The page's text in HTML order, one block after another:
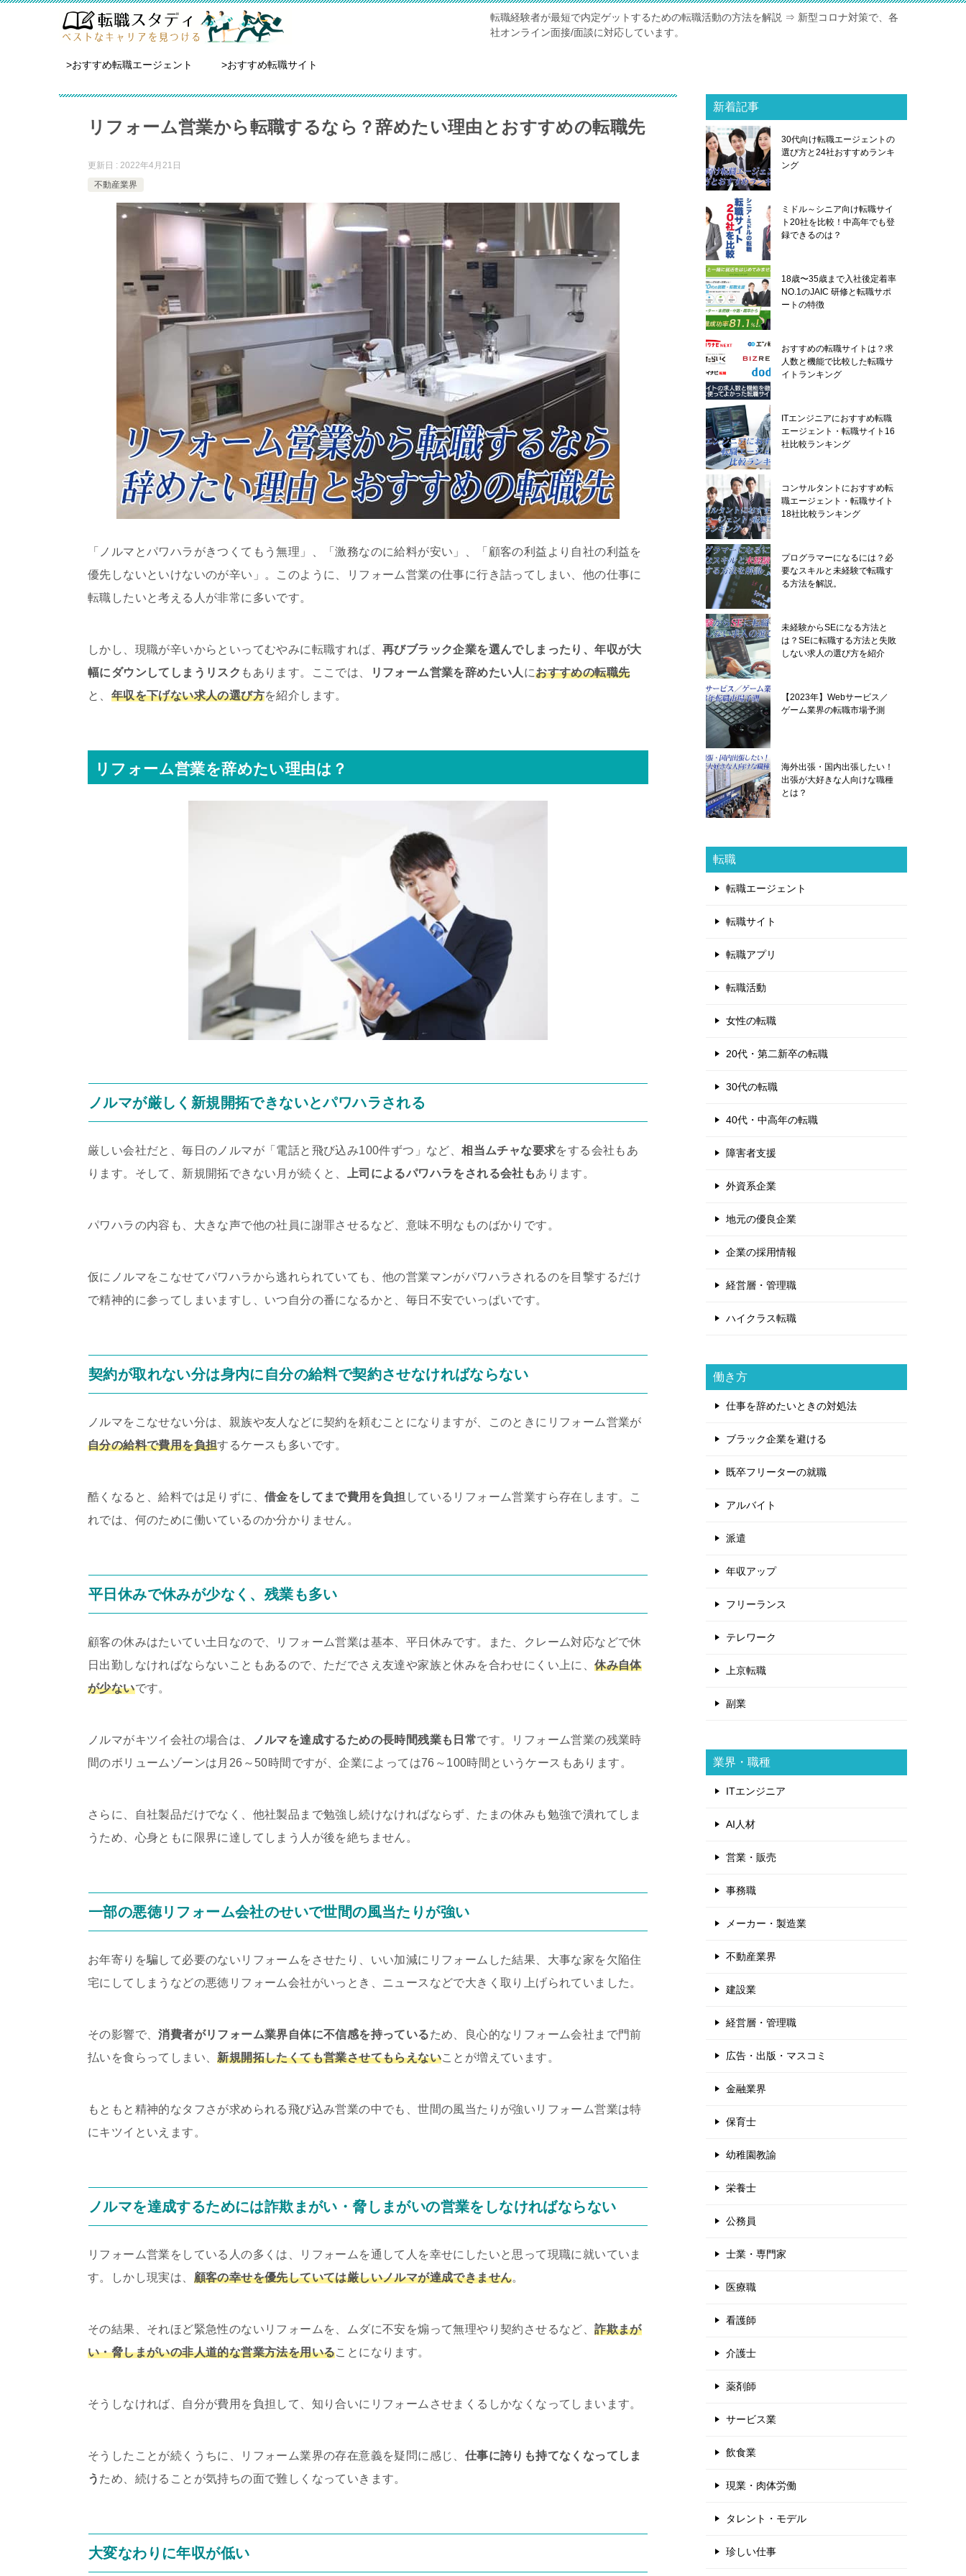
転職経験者が最短で内定ゲットするための転職活動の方法を解説 ⇒ 新型コロナ対策で、各
社オンライン面接/面談に対応しています。
>おすすめ転職エージェント >おすすめ転職サイト
リフォーム営業から転職するなら？辞めたい理由とおすすめの転職先
更新日 : 2022年4月21日
不動産業界
「ノルマとパワハラがきつくてもう無理」、「激務なのに給料が安い」、「顧客の利益より自社の利益を
優先しないといけないのが辛い」。このように、リフォーム営業の仕事に行き詰ってしまい、他の仕事に
転職したいと考える人が非常に多いです。
しかし、現職が辛いからといってむやみに転職すれば、 再びブラック企業を選んでしまったり、年収が大
幅にダウンしてしまうリスク もあります。ここでは、 リフォーム営業を辞めたい人 におすすめの転職先
と、 年収を下げない求人の選び方を紹介します。
リフォーム営業を辞めたい理由は？
ノルマが厳しく新規開拓できないとパワハラされる
厳しい会社だと、毎日のノルマが「電話と飛び込み100件ずつ」など、相当ムチャな要求をする会社もあ
ります。そして、新規開拓できない月が続くと、
上司によるパワハラをされる会社もあります。
パワハラの内容も、大きな声で他の社員に謝罪させるなど、意味不明なものばかりです。
仮にノルマをこなせてパワハラから逃れられていても、他の営業マンがパワハラされるのを目撃するだけ
で精神的に参ってしまいますし、いつ自分の番になるかと、毎日不安でいっぱいです。
契約が取れない分は身内に自分の給料で契約させなければならない
ノルマをこなせない分は、親族や友人などに契約を頼むことになりますが、このときにリフォーム営業が
自分の給料で費用を負担するケースも多いです。
酷くなると、給料では足りずに、 借金をしてまで費用を負担 しているリフォーム営業すら存在します。こ
れでは、何のために働いているのか分かりません。
平日休みで休みが少なく、残業も多い
顧客の休みはたいてい土日なので、リフォーム営業は基本、平日休みです。また、クレーム対応などで休
日出勤しなければならないこともあるので、ただでさえ友達や家族と休みを合わせにくい上に、休み自体
が少ないです。
ノルマがキツイ会社の場合は、 ノルマを達成するための長時間残業も日常です。リフォーム営業の残業時
間のボリュームゾーンは月26～50時間ですが、企業によっては76～100時間というケースもあります。
さらに、自社製品だけでなく、他社製品まで勉強し続けなければならず、たまの休みも勉強で潰れてしま
うため、心身ともに限界に達してしまう人が後を絶ちません。
一部の悪徳リフォーム会社のせいで世間の風当たりが強い
お年寄りを騙して必要のないリフォームをさせたり、いい加減にリフォームした結果、大事な家を欠陥住
宅にしてしまうなどの悪徳リフォーム会社がいっとき、ニュースなどで大きく取り上げられていました。
その影響で、消費者がリフォーム業界自体に不信感を持っているため、良心的なリフォーム会社まで門前
払いを食らってしまい、新規開拓したくても営業させてもらえないことが増えています。
もともと精神的なタフさが求められる飛び込み営業の中でも、世間の風当たりが強いリフォーム営業は特
にキツイといえます。
ノルマを達成するためには詐欺まがい・脅しまがいの営業をしなければならない
リフォーム営業をしている人の多くは、リフォームを通して人を幸せにしたいと思って現職に就いていま
す。しかし現実は、 顧客の幸せを優先していては厳しいノルマが達成できません。
その結果、それほど緊急性のないリフォームを、ムダに不安を煽って無理やり契約させるなど、詐欺まが
い・脅しまがいの非人道的な営業方法を用いることになります。
そうしなければ、自分が費用を負担して、知り合いにリフォームさせまくるしかなくなってしまいます。
そうしたことが続くうちに、リフォーム業界の存在意義を疑問に感じ、 仕事に誇りも持てなくなってしま
う ため、続けることが気持ちの面で難しくなっていきます。
大変なわりに年収が低い
新着記事
30代向け転職エージェントの
選び方と24社おすすめランキ
ング
ミドル～シニア向け転職サイ
ト20社を比較！中高年でも登
録できるのは？
18歳〜35歳まで入社後定着率
NO.1のJAIC 研修と転職サポ
ートの特徴
おすすめの転職サイトは？求
人数と機能で比較した転職サ
イトランキング
ITエンジニアにおすすめ転職
エージェント・転職サイト16
社比較ランキング
コンサルタントにおすすめ転
職エージェント・転職サイト
18社比較ランキング
プログラマーになるには？必
要なスキルと未経験で転職す
る方法を解説。
未経験からSEになる方法と
は？SEに転職する方法と失敗
しない求人の選び方を紹介
【2023年】Webサービス／
ゲーム業界の転職市場予測
海外出張・国内出張したい！
出張が大好きな人向けな職種
とは？
転職
転職エージェント
転職サイト
転職アプリ
転職活動
女性の転職
20代・第二新卒の転職
30代の転職
40代・中高年の転職
障害者支援
外資系企業
地元の優良企業
企業の採用情報
経営層・管理職
ハイクラス転職
働き方
仕事を辞めたいときの対処法
ブラック企業を避ける
既卒フリーターの就職
アルバイト
派遣
年収アップ
フリーランス
テレワーク
上京転職
副業
業界・職種
ITエンジニア
AI人材
営業・販売
事務職
メーカー・製造業
不動産業界
建設業
経営層・管理職
広告・出版・マスコミ
金融業界
保育士
幼稚園教諭
栄養士
公務員
士業・専門家
医療職
看護師
介護士
薬剤師
サービス業
飲食業
現業・肉体労働
タレント・モデル
珍しい仕事